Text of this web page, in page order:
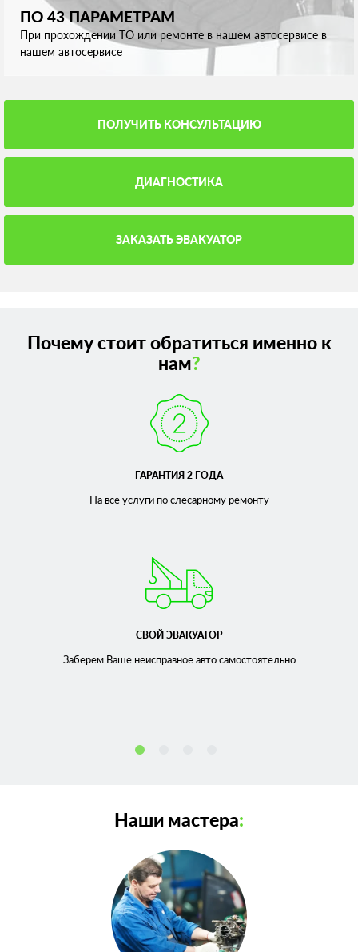
ПО 43 ПАРАМЕТРАМ
При прохождении ТО или ремонте в нашем автосервисе в
нашем автосервисе
ПОЛУЧИТЬ КОНСУЛЬТАЦИЮ
ДИАГНОСТИКА
ЗАКАЗАТЬ ЭВАКУАТОР
Почему стоит обратиться именно к
нам?
ГАРАНТИЯ 2 ГОДА
На все услуги по слесарномуремонту
СВОЙ ЭВАКУАТОР
Заберем Ваше неисправноеавто самостоятельно
Наши мастера: